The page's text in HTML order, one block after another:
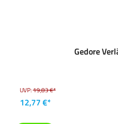
Gedore
UVP:19,83 €*
12,77 €*